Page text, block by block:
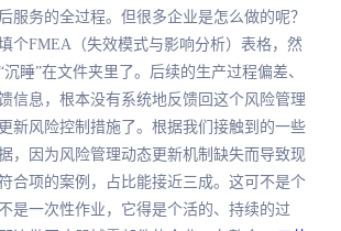
服务的全过程。但很多企业是怎么做的呢？
个FMEA（失效模式与影响分析）表格，然
睡”在文件夹里了。后续的生产过程偏差、
信息，根本没有系统地反馈回这个风险管理
新风险控制措施了。根据我们接触到的一些
，因为风险管理动态更新机制缺失而导致现
合项的案例，占比能接近三成。这可不是个
是一次性作业，它得是个活的、持续的过